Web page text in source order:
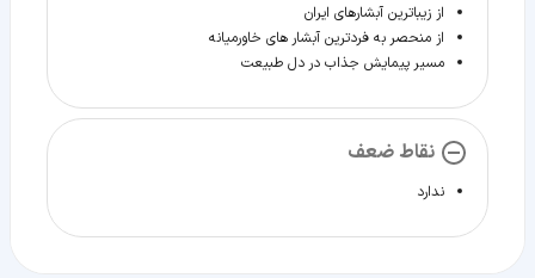
از زیباترین آبشارهای ایران
از منحصر به فردترین آبشار های خاورمیانه
مسیر پیمایش جذاب در دل طبیعت
نقاط ضعف
ندارد